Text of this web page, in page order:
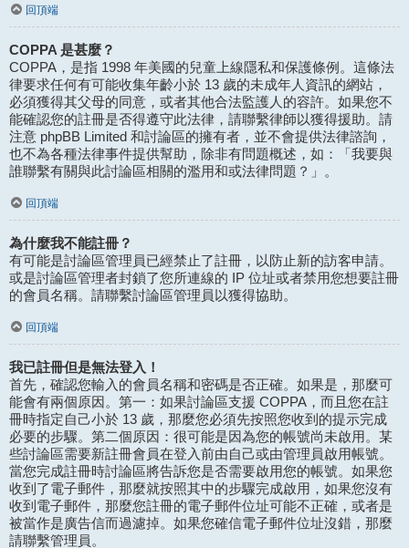
回頂端
COPPA 是甚麼？
COPPA，是指 1998 年美國的兒童上線隱私和保護條例。這條法
律要求任何有可能收集年齡小於 13 歲的未成年人資訊的網站，
必須獲得其父母的同意，或者其他合法監護人的容許。如果您不
能確認您的註冊是否得遵守此法律，請聯繫律師以獲得援助。請
注意 phpBB Limited 和討論區的擁有者，並不會提供法律諮詢，
也不為各種法律事件提供幫助，除非有問題概述，如：「我要與
誰聯繫有關與此討論區相關的濫用和或法律問題？」。
回頂端
為什麼我不能註冊？
有可能是討論區管理員已經禁止了註冊，以防止新的訪客申請。
或是討論區管理者封鎖了您所連線的 IP 位址或者禁用您想要註冊
的會員名稱。請聯繫討論區管理員以獲得協助。
回頂端
我已註冊但是無法登入！
首先，確認您輸入的會員名稱和密碼是否正確。如果是，那麼可
能會有兩個原因。第一：如果討論區支援 COPPA，而且您在註
冊時指定自己小於 13 歲，那麼您必須先按照您收到的提示完成
必要的步驟。第二個原因：很可能是因為您的帳號尚未啟用。某
些討論區需要新註冊會員在登入前由自己或由管理員啟用帳號。
當您完成註冊時討論區將告訴您是否需要啟用您的帳號。如果您
收到了電子郵件，那麼就按照其中的步驟完成啟用，如果您沒有
收到電子郵件，那麼您註冊的電子郵件位址可能不正確，或者是
被當作是廣告信而過濾掉。如果您確信電子郵件位址沒錯，那麼
請聯繫管理員。